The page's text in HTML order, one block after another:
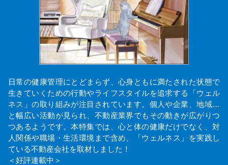
日常の健康管理にとどまらず、心身ともに満たされた状態で
生きていくための行動やライフスタイルを追求する「ウェル
ネス」の取り組みが注目されています。個人や企業、地域…
と幅広い活動が見られ、不動産業界でもその動きが広がりつ
つあるようです。本特集では、心と体の健康だけでなく、対
人関係や職場・生活環境まで含め、「ウェルネス」を実践し
ている不動産会社を取材しました！
＜好評連載中＞